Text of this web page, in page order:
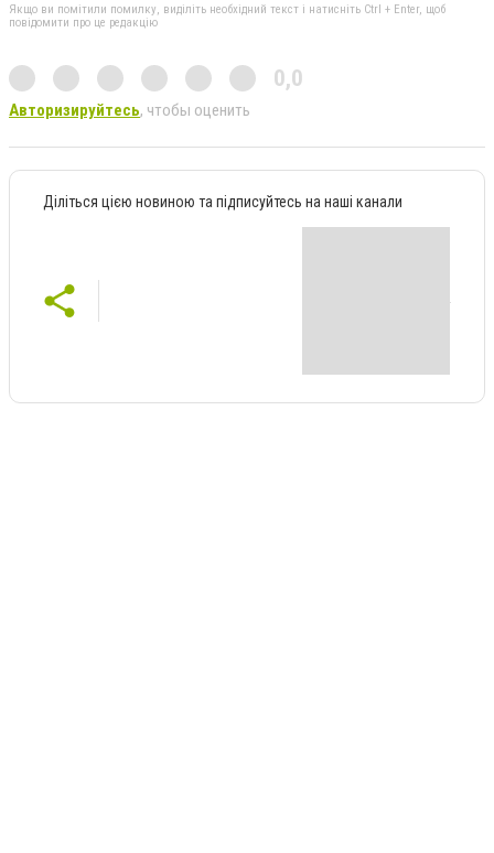
Якщо ви помітили помилку, виділіть необхідний текст і натисніть Ctrl + Enter, щоб
повідомити про це редакцію
0,0
Авторизируйтесь, чтобы оценить
Діліться цією новиною та підписуйтесь на наші канали